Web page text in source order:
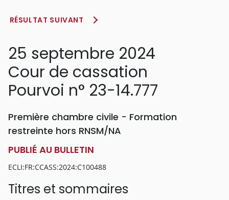
RÉSULTAT SUIVANT
25 septembre 2024
Cour de cassation
Pourvoi n° 23-14.777
Première chambre civile - Formation
restreinte hors RNSM/NA
PUBLIÉ AU BULLETIN
ECLI:FR:CCASS:2024:C100488
Titres et sommaires